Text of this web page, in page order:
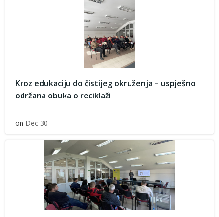
Kroz edukaciju do čistijeg okruženja – uspješno
održana obuka o reciklaži
on Dec 30